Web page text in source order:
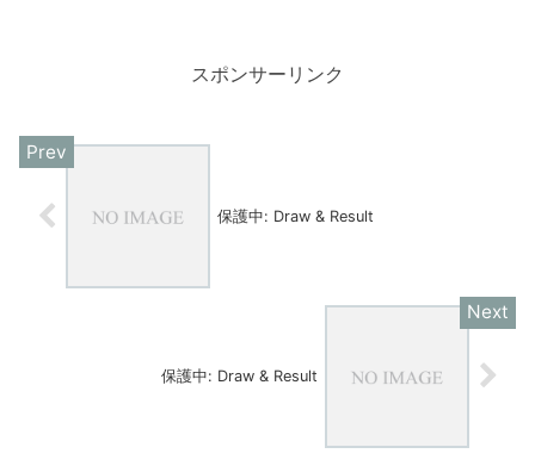
スポンサーリンク
保護中: Draw & Result
保護中: Draw & Result